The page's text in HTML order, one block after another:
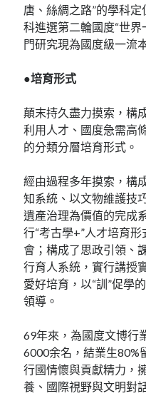
唐、絲綢之路”的學科
科進選第二輪國度“世
門研究現為國度級一流
●培育形式
顛末持久盡力摸索，構
利用人才、國度急需高
的分類分層培育形式。
經由過程多年摸索，構
知系統、以文物維護技
遺產治理為價值的完成
行“考古學+”人才培育
會；構成了思政引領、
行育人系統，實行講授
愛好培育，以“訓”促學
領導。
69年來，為國度文博行
6000余名，結業生80%
行國情懷與貢獻精力，
養、國際視野與文明對